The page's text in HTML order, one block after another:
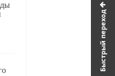
Быстрый переход